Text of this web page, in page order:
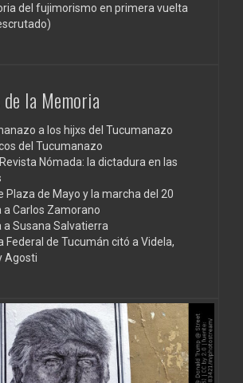
del fujimorismo en primera vuelta
la Memoria
a los hijxs del Tucumanazo
del Tucumanazo
Revista Nómada: la dictadura en las
Plaza de Mayo y la marcha del 20
a Carlos Zamorano
a Susana Salvatierra
Federal de Tucumán citó a Videla,
Agosti